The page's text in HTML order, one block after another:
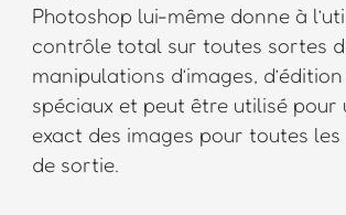
Photoshop lui-même donne à
contrôle total sur toutes sortes
manipulations d’images,
spéciaux et peut être utilisé pour
exact des images pour toutes les
de sortie.